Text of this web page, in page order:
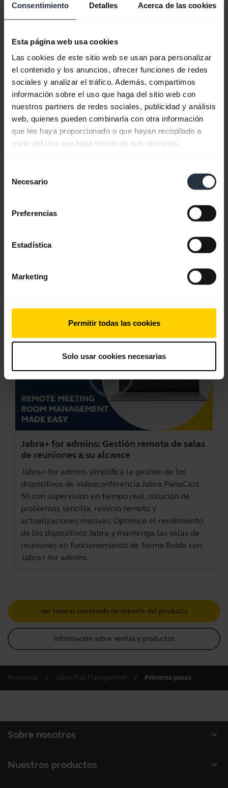
Consentimiento Detalles Acerca de las cookies
Esta página web usa cookies
Las cookies de este sitio web se usan para personalizar
el contenido y los anuncios, ofrecer funciones de redes
sociales y analizar el tráfico. Además, compartimos
información sobre el uso que haga del sitio web con
nuestros partners de redes sociales, publicidad y análisis
web, quienes pueden combinarla con otra información
que les haya proporcionado o que hayan recopilado a
partir del uso que haya hecho de sus servicios.
Necesario
Preferencias
Estadística
Marketing
Permitir todas las cookies
Solo usar cookies necesarias
Software y aplicaciones
Vídeos
clasificar los dispositivos de vídeo? Administre y
reinicie dispositivos de vídeo de forma remota con
Jabra+ for admins: Gestión remota de salas
de reuniones a su alcance
Jabra+ for admins simplifica la gestión de los
dispositivos de videoconferencia Jabra PanaCast
50 con supervisión en tiempo real, solución de
problemas sencilla, reinicio remoto y
actualizaciones masivas. Optimice el rendimiento
de los dispositivos Jabra y mantenga las salas de
reuniones en funcionamiento de forma fluida con
Jabra+ for admins.
Ver todo el contenido de soporte del producto
Información sobre ventas y productos
Asistencia Jabra Plus Management Primeros pasos
expand_more
Sobre nosotros
expand_more
Nuestros productos